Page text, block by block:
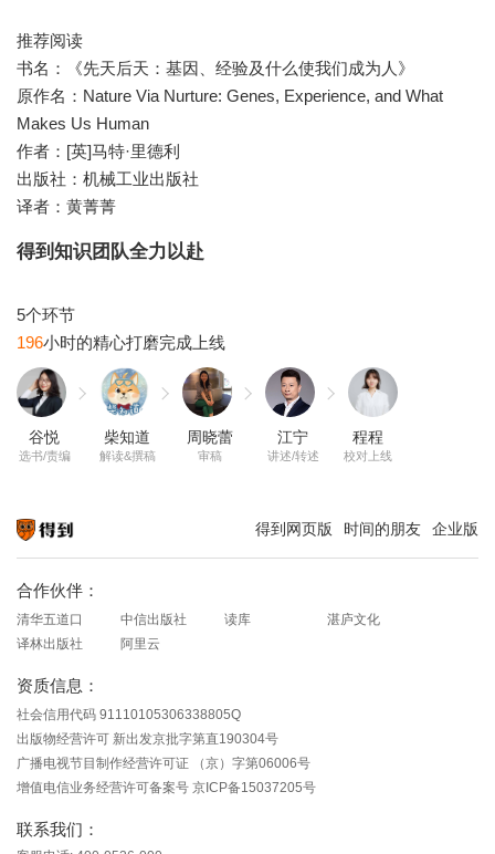
推荐阅读
书名：《先天后天：基因、经验及什么使我们成为人》
原作名：Nature Via Nurture: Genes, Experience, and What
Makes Us Human
作者：[英]马特·里德利
出版社：机械工业出版社
译者：黄菁菁
得到知识团队全力以赴
196
谷悦
选书/责编
柴知道
解读&撰稿
周晓蕾
审稿
江宁
讲述/转述
程程
校对上线
得到网页版 时间的朋友 企业版
合作伙伴：
清华五道口 中信出版社 读库
湛庐文化
译林出版社
阿里云
资质信息：
社会信用代码 91110105306338805Q
出版物经营许可 新出发京批字第直190304号
广播电视节目制作经营许可证 （京）字第06006号
增值电信业务经营许可备案号 京ICP备15037205号
联系我们：